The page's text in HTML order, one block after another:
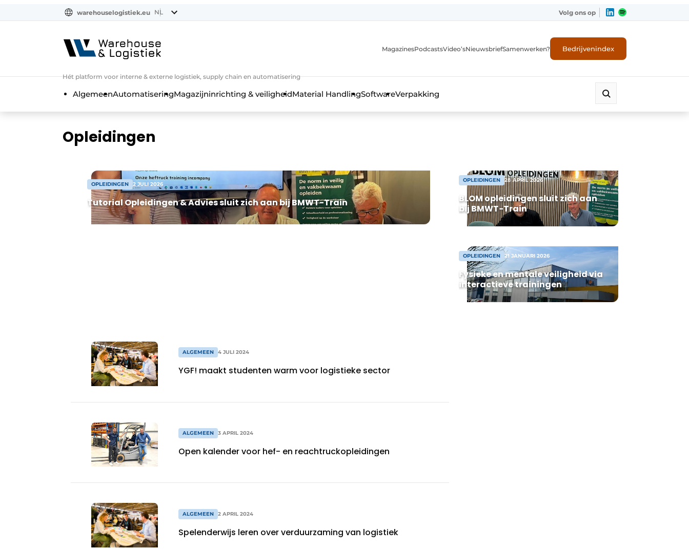
warehouselogistiek.eu NL Volg ons op
Hét platform voor interne & externe logistiek, supply chain en automatisering
MagazinesPodcastsVideo’sNieuwsbriefSamenwerken? Bedrijvenindex
AlgemeenAutomatiseringMagazijninrichting & veiligheidMaterial HandlingSoftwareVerpakking
Opleidingen
OPLEIDINGEN 2 JULI 2026
Tutorial Opleidingen & Advies sluit zich aan bij BMWT-Train
OPLEIDINGEN 28 APRIL 2026
BLOM opleidingen sluit zich aan
bij BMWT-Train
OPLEIDINGEN 21 JANUARI 2026
Fysieke en mentale veiligheid via
interactieve trainingen
ALGEMEEN 4 JULI 2024
YGF! maakt studenten warm voor logistieke sector
ALGEMEEN 3 APRIL 2024
Open kalender voor hef- en reachtruckopleidingen
ALGEMEEN 2 APRIL 2024
Spelenderwijs leren over verduurzaming van logistiek